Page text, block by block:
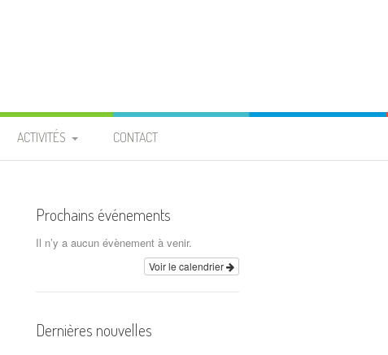
ACTIVITÉS
PROJET « PIGEONNIER » À
ARCHIVES
CONTACT
Prochains événements
Il n’y a aucun évènement à venir.
Voir le calendrier
Dernières nouvelles